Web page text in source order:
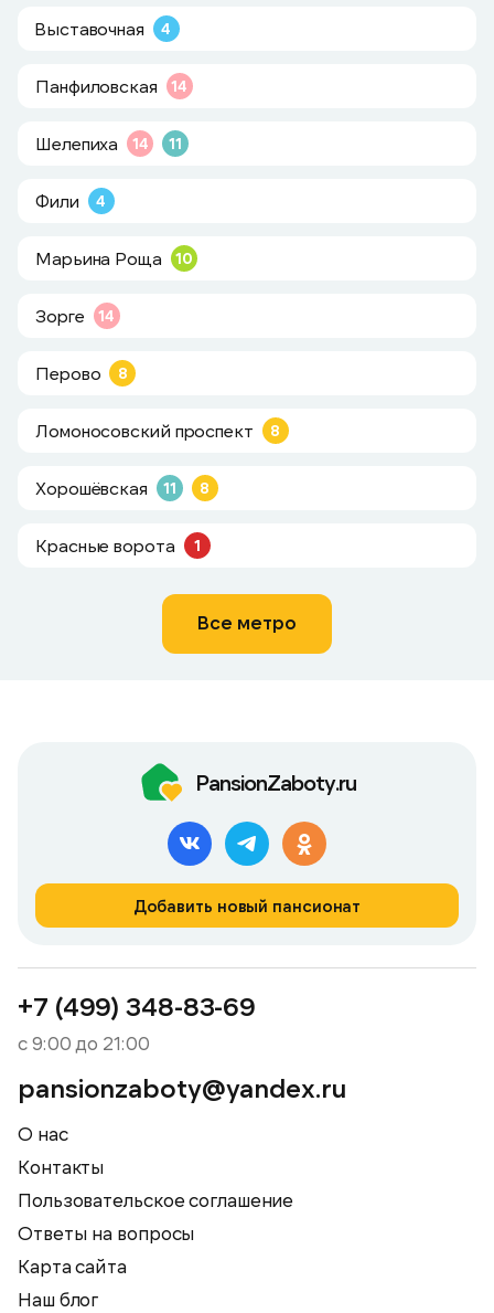
Выставочная 4
Панфиловская 14
Шелепиха 14 11
Фили 4
Марьина Роща 10
Зорге 14
Перово 8
Ломоносовский проспект 8
Хорошёвская 11 8
Красные ворота 1
Все метро
PansionZaboty.ru
Добавить новый пансионат
+7 (499) 348-83-69
с 9:00 до 21:00
pansionzaboty@yandex.ru
О нас
Контакты
Пользовательское соглашение
Ответы на вопросы
Карта сайта
Наш блог